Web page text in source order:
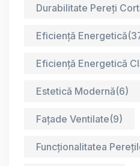
Durabilitate Pereți
Eficiență Energetică
Eficiență Energetică
Estetică Modernă(6)
Fațade Ventilate(9)
Funcționalitatea